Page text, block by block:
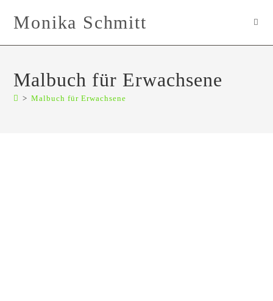
InhaltMonika Schmitt
Malbuch für Erwachsene
> Malbuch für Erwachsene